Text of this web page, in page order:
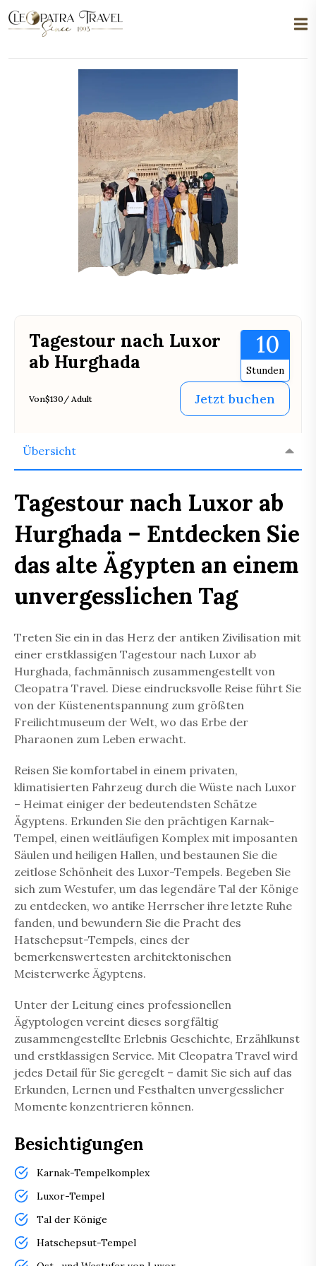
Tagestour nach Luxor
ab Hurghada
10
Stunden
Von$130 / Adult Jetzt buchen
Übersicht
Tagestour nach Luxor ab
Hurghada – Entdecken Sie
das alte Ägypten an einem
unvergesslichen Tag
Treten Sie ein in das Herz der antiken Zivilisation mit
einer erstklassigen Tagestour nach Luxor ab
Hurghada, fachmännisch zusammengestellt von
Cleopatra Travel. Diese eindrucksvolle Reise führt Sie
von der Küstenentspannung zum größten
Freilichtmuseum der Welt, wo das Erbe der
Pharaonen zum Leben erwacht.
Reisen Sie komfortabel in einem privaten,
klimatisierten Fahrzeug durch die Wüste nach Luxor
– Heimat einiger der bedeutendsten Schätze
Ägyptens. Erkunden Sie den prächtigen Karnak-
Tempel, einen weitläufigen Komplex mit imposanten
Säulen und heiligen Hallen, und bestaunen Sie die
zeitlose Schönheit des Luxor-Tempels. Begeben Sie
sich zum Westufer, um das legendäre Tal der Könige
zu entdecken, wo antike Herrscher ihre letzte Ruhe
fanden, und bewundern Sie die Pracht des
Hatschepsut-Tempels, eines der
bemerkenswertesten architektonischen
Meisterwerke Ägyptens.
Unter der Leitung eines professionellen
Ägyptologen vereint dieses sorgfältig
zusammengestellte Erlebnis Geschichte, Erzählkunst
und erstklassigen Service. Mit Cleopatra Travel wird
jedes Detail für Sie geregelt – damit Sie sich auf das
Erkunden, Lernen und Festhalten unvergesslicher
Momente konzentrieren können.
Besichtigungen
Karnak-Tempelkomplex
Luxor-Tempel
Tal der Könige
Hatschepsut-Tempel